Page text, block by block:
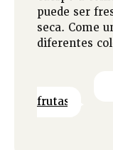
puede ser
seca. Come
diferentes
frutas